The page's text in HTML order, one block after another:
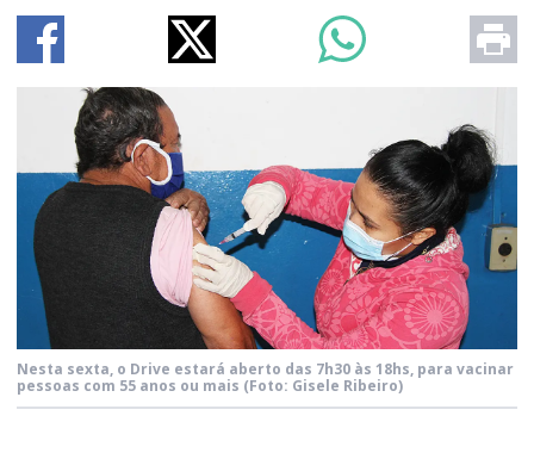
Nesta sexta, o Drive estará aberto das 7h30 às 18hs, para vacinar
pessoas com 55 anos ou mais (Foto: Gisele Ribeiro)